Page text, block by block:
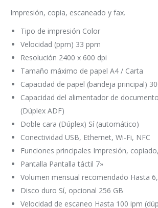
Impresión, copia, escaneado y fax.
Tipo de impresión Color
Velocidad (ppm) 33 ppm
Resolución 2400 x 600 dpi
Tamaño máximo de papel A4 / Carta
Capacidad de papel (bandeja principal)
Capacidad del alimentador de
(Dúplex ADF)
Doble cara (Dúplex) Sí (automático)
Conectividad USB, Ethernet, Wi-Fi, NFC
Funciones principales Impresión,
Pantalla Pantalla táctil 7»
Volumen mensual recomendado Hasta
Disco duro Sí, opcional 256 GB
Velocidad de escaneo Hasta 100 ipm